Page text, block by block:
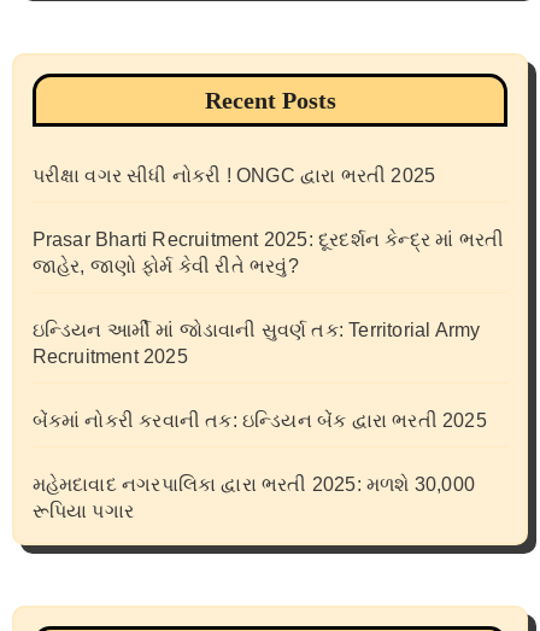
Recent Posts
પરીક્ષા વગર સીધી નોકરી ! ONGC દ્વારા ભરતી 2025
Prasar Bharti Recruitment 2025: દૂરદર્શન કેન્દ્ર માં ભરતી
જાહેર, જાણો ફોર્મ કેવી રીતે ભરવું?
ઇન્ડિયન આર્મી માં જોડાવાની સુવર્ણ તક: Territorial Army
Recruitment 2025
બેંકમાં નોકરી કરવાની તક: ઇન્ડિયન બેંક દ્વારા ભરતી 2025
મહેમદાવાદ નગરપાલિકા દ્વારા ભરતી 2025: મળશે 30,000
રૂપિયા પગાર